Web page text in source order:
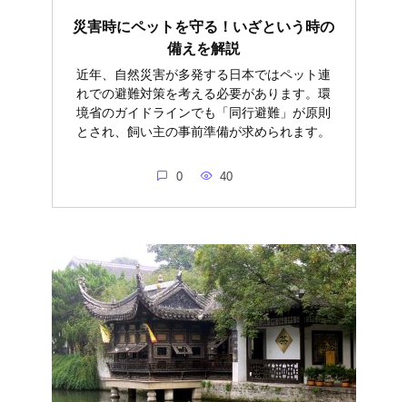
災害時にペットを守る！いざという時の
備えを解説
近年、自然災害が多発する日本ではペット連
れでの避難対策を考える必要があります。環
境省のガイドラインでも「同行避難」が原則
とされ、飼い主の事前準備が求められます。
0 40